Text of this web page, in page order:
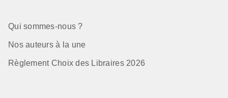
Qui sommes-nous ?
Nos auteurs à la une
Règlement Choix des Libraires 2026